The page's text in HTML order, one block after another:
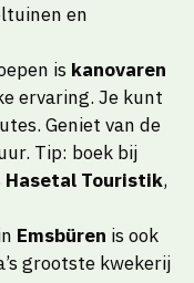
en
is kanovaren
ervaring. Je kunt
Geniet van de
Tip: boek bij
Hasetal Touristik,
Emsbüren is ook
grootste kwekerij